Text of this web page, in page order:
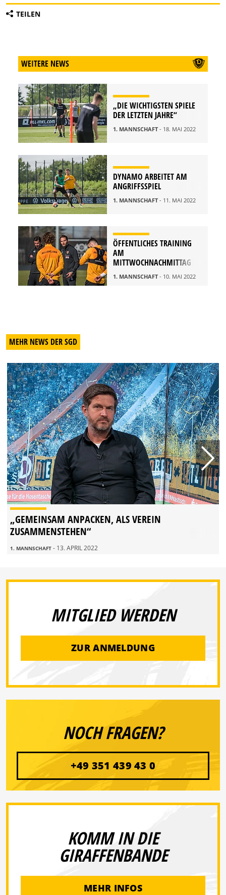
TEILEN
WEITERE NEWS
„DIE WICHTIGSTEN SPIELE
DER LETZTEN JAHRE“
1. MANNSCHAFT- 18. MAI 2022
DYNAMO ARBEITET AM
ANGRIFFSSPIEL
1. MANNSCHAFT- 11. MAI 2022
ÖFFENTLICHES TRAINING
AM
MITTWOCHNACHMITTAG
1. MANNSCHAFT- 10. MAI 2022
MEHR NEWS DER SGD
„GEMEINSAM ANPACKEN, ALS VEREIN
ZUSAMMENSTEHEN“
1. MANNSCHAFT - 13. APRIL 2022
MITGLIED WERDEN
ZUR ANMELDUNG
NOCH FRAGEN?
+49 351 439 43 0
KOMM IN DIE
GIRAFFENBANDE
MEHR INFOS